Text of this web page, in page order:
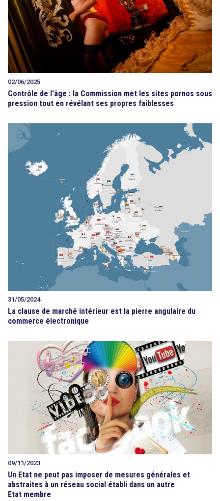
02/06/2025
Contrôle de l’âge : la Commission met les sites pornos sous
pression tout en révélant ses propres faiblesses
31/05/2024
La clause de marché intérieur est la pierre angulaire du
commerce électronique
09/11/2023
Un Etat ne peut pas imposer de mesures générales et
abstraites à un réseau social établi dans un autre
Etat membre
search